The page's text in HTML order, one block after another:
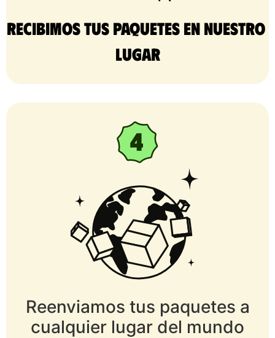
Recibimos tus paquetes en nuestro
lugar
Reenviamos tus paquetes a
cualquier lugar del mundo